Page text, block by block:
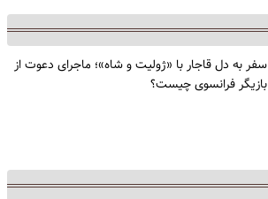
سفر به دل قاجار با «ژولیت و شاه»؛ ماجرای دعوت از
‌بازیگر فرانسوی چیست؟